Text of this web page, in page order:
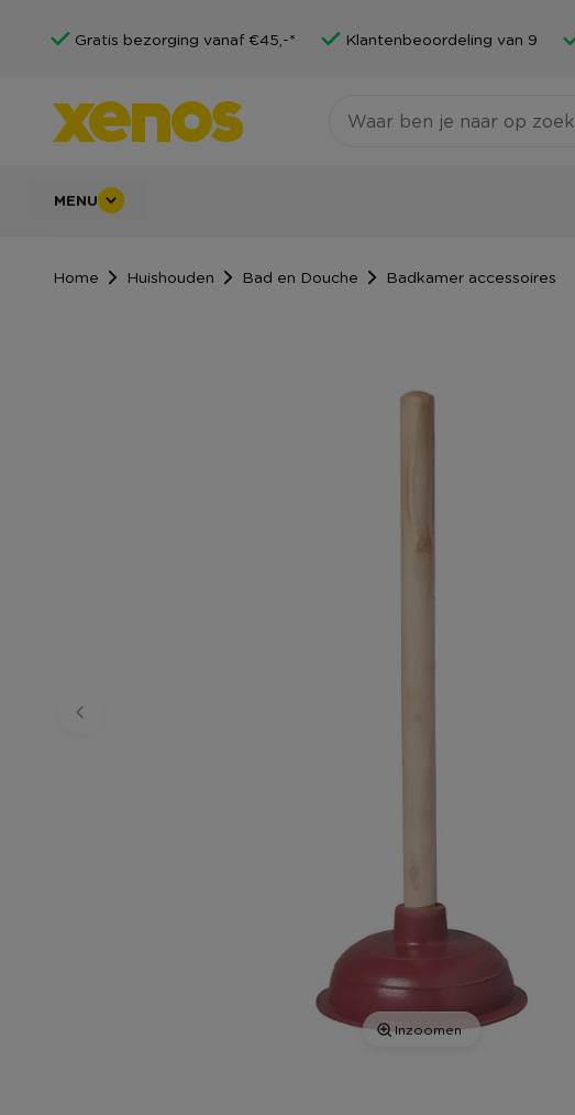
Gratis bezorging vanaf €45,-* Klantenbeoordeling van 9
MENU
Home Huishouden Bad en Douche Badkamer accessoires
Inzoomen